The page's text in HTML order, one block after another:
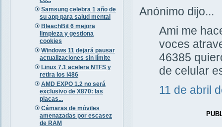
Samsung celebra 1 año de
su app para salud mental
BleachBit 6 mejora
limpieza y gestiona
cookies
Windows 11 dejará pausar
actualizaciones sin límite
Linux 7.1 acelera NTFS y
retira los i486
AMD EXPO 1.2 no será
exclusivo de X870: las
placas...
Cámaras de móviles
amenazadas por escasez
de RAM
Anónimo dijo...
Ami me
voces
46385
de celular
11 de abril